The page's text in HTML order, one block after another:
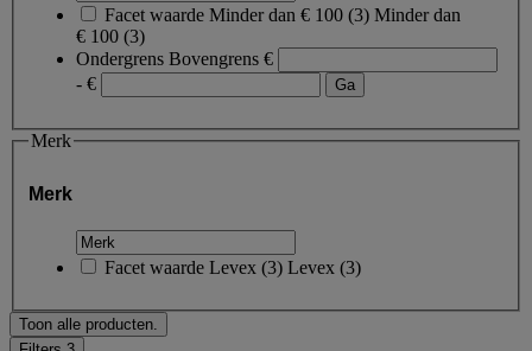
Facet waarde Minder dan € 100 (3) Minder dan
€ 100 (3)
Ondergrens Bovengrens €
- €
Merk
Merk
Facet waarde Levex (3) Levex (3)
Toon alle producten.